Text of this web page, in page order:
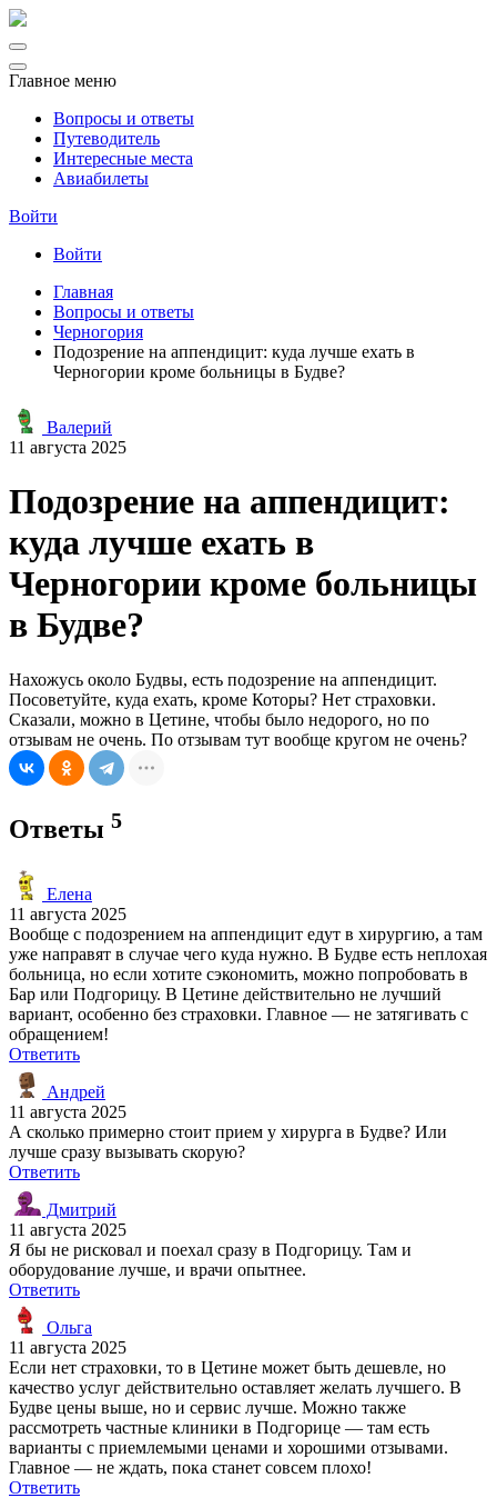
Главное меню
Вопросы и ответы
Путеводитель
Интересные места
Авиабилеты
Войти
Войти
Главная
Вопросы и ответы
Черногория
Подозрение на аппендицит: куда лучше ехать в
Черногории кроме больницы в Будве?
Валерий
11 августа 2025
Подозрение на аппендицит:
куда лучше ехать в
Черногории кроме больницы
в Будве?
Нахожусь около Будвы, есть подозрение на аппендицит.
Посоветуйте, куда ехать, кроме Которы? Нет страховки.
Сказали, можно в Цетине, чтобы было недорого, но по
отзывам не очень. По отзывам тут вообще кругом не очень?
Ответы 5
Елена
11 августа 2025
Вообще с подозрением на аппендицит едут в хирургию, а там
уже направят в случае чего куда нужно. В Будве есть неплохая
больница, но если хотите сэкономить, можно попробовать в
Бар или Подгорицу. В Цетине действительно не лучший
вариант, особенно без страховки. Главное — не затягивать с
обращением!
Ответить
Андрей
11 августа 2025
А сколько примерно стоит прием у хирурга в Будве? Или
лучше сразу вызывать скорую?
Ответить
Дмитрий
11 августа 2025
Я бы не рисковал и поехал сразу в Подгорицу. Там и
оборудование лучше, и врачи опытнее.
Ответить
Ольга
11 августа 2025
Если нет страховки, то в Цетине может быть дешевле, но
качество услуг действительно оставляет желать лучшего. В
Будве цены выше, но и сервис лучше. Можно также
рассмотреть частные клиники в Подгорице — там есть
варианты с приемлемыми ценами и хорошими отзывами.
Главное — не ждать, пока станет совсем плохо!
Ответить